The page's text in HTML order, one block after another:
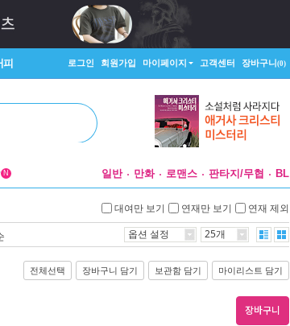
피 로그인 회원가입 마이페이지 고객센터 장바구니(0)
N 일반 만화 로맨스 판타지/무협 BL
대여만 보기 연재만 보기 연재 제외
옵션 설정 25개
전체선택 장바구니 담기 보관함 담기 마이리스트 담기
장바구니